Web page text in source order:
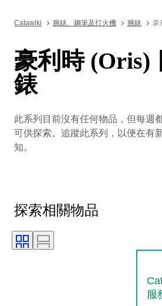
Catawiki 腕錶、鋼筆及打火機 腕錶 豪
豪利時 (Oris)
錶
此系列目前沒有任何物品，但每週
可供探索。追蹤此系列，以便在有
知。
探索相關物品
服